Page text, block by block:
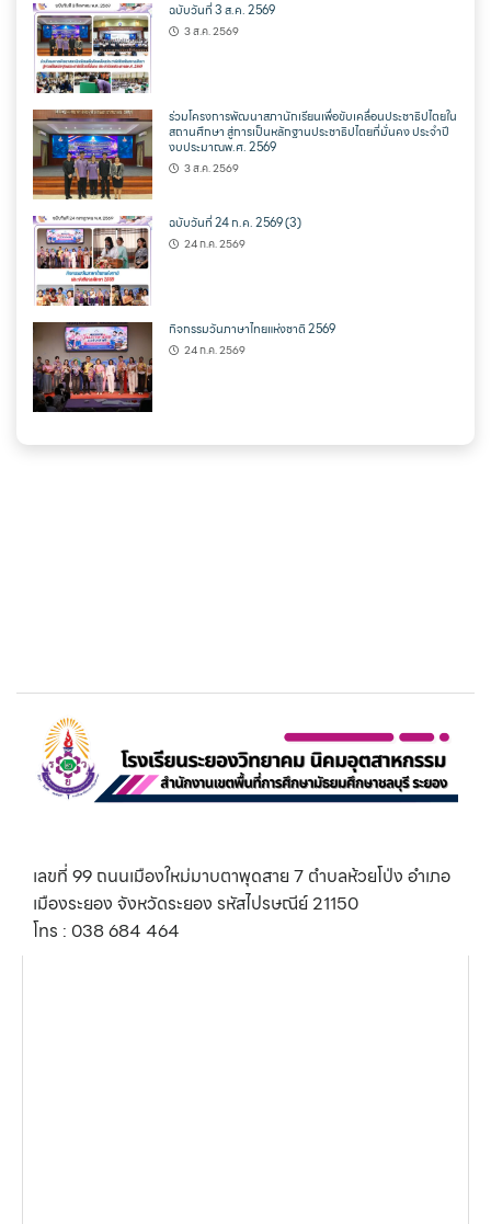
ฉบับวันที่ 3 ส.ค. 2569
3 ส.ค. 2569
ร่วมโครงการพัฒนาสภานักเรียนเพื่อขับเคลื่อนประชาธิปไตยใน
สถานศึกษา สู่การเป็นหลักฐานประชาธิปไตยที่มั่นคง ประจำปี
งบประมาณพ.ศ. 2569
3 ส.ค. 2569
ฉบับวันที่ 24 ก.ค. 2569 (3)
24 ก.ค. 2569
กิจกรรมวันภาษาไทยแห่งชาติ 2569
24 ก.ค. 2569
เลขที่ 99 ถนนเมืองใหม่มาบตาพุดสาย 7 ตำบลห้วยโป่ง อำเภอ
เมืองระยอง จังหวัดระยอง รหัสไปรษณีย์ 21150
โทร : 038 684 464